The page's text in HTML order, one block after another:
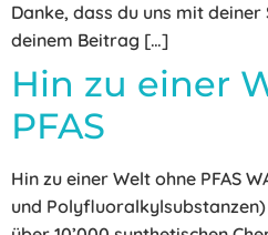
Danke, dass du uns mit
deinem Beitrag […]
Hin zu einer
PFAS
Hin zu einer Welt ohne PFAS
und